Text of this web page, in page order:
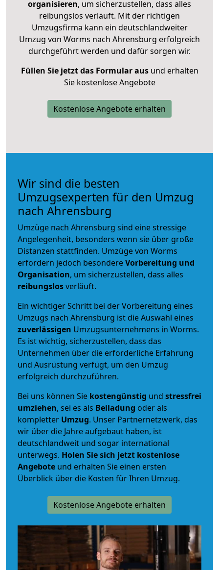
organisieren, um sicherzustellen, dass alles
reibungslos verläuft. Mit der richtigen
Umzugsfirma kann ein deutschlandweiter
Umzug von Worms nach Ahrensburg erfolgreich
durchgeführt werden und dafür sorgen wir.
Füllen Sie jetzt das Formular ausund erhalten
Sie kostenlose Angebote
Kostenlose Angebote erhalten
Wir sind die besten
Umzugsexperten für den Umzug
nach Ahrensburg
Umzüge nach Ahrensburg sind eine stressige
Angelegenheit, besonders wenn sie über große
Distanzen stattfinden. Umzüge von Worms
erfordern jedoch besondereVorbereitung und
Organisation, um sicherzustellen, dass alles
reibungslosverläuft.
Ein wichtiger Schritt bei der Vorbereitung eines
Umzugs nach Ahrensburg ist die Auswahl eines
zuverlässigen Umzugsunternehmens in Worms.
Es ist wichtig, sicherzustellen, dass das
Unternehmen über die erforderliche Erfahrung
und Ausrüstung verfügt, um den Umzug
erfolgreich durchzuführen.
Bei uns können Sie kostengünstig und stressfrei
umziehen, sei es als Beiladung oder als
kompletter Umzug. Unser Partnernetzwerk, das
wir über die Jahre aufgebaut haben, ist
deutschlandweit und sogar international
unterwegs. Holen Sie sich jetzt kostenlose
Angebote und erhalten Sie einen ersten
Überblick über die Kosten für Ihren Umzug.
Kostenlose Angebote erhalten